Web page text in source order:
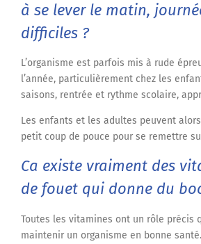
à se lever le matin,
difficiles ?
L’organisme est parfois mis à rude
l’année, particulièrement chez les
saisons, rentrée et rythme scolaire,
Les enfants et les adultes peuvent
petit coup de pouce pour se remettre
Ca existe vraiment des
de fouet qui donne du
Toutes les vitamines ont un rôle précis
maintenir un organisme en bonne